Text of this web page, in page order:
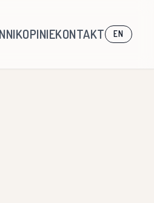
OPINIEKONTAKT EN